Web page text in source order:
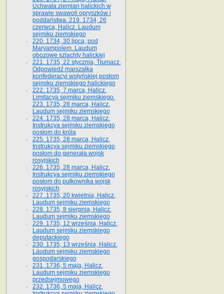
Uchwała ziemian halickich w
sprawie swawoli opryszków i
poddaństwa. 219. 1734, 26
czerwca, Halicz. Laudum
sejmiku ziemskiego
220. 1734, 30 lipca, pod
Maryampolem. Laudum
obozowe szlachty halickiej
221. 1735, 22 stycznia, Tłumacz.
Odpowiedź marszałka
konfederacyi wołyńskiej posłom
sejmiku ziemskiego halickiego
222. 1735, 7 marca, Halicz.
Limitacya sejmiku ziemskiego.
223. 1735, 28 marca, Halicz.
Laudum sejmiku ziemskiego
224. 1735, 28 marca, Halicz.
Instrukcya sejmiku ziemskiego
posłom do króla
225. 1735, 28 marca, Halicz.
Instrukcya sejmiku ziemskiego
posłom do generała wojsk
rosyjskich
226. 1735, 28 marca, Halicz.
Instrukcya sejmiku ziemskiego
posłom do pułkownika wojsk
rosyjskich
227. 1735, 20 kwietnia, Halicz.
Laudum sejmiku ziemskiego
228. 1735, 8 sierpnia, Halicz.
Laudum sejmiku ziemskiego
229. 1735, 12 września, Halicz.
Laudum sejmiku ziemskiego
deputackiego
230. 1735, 13 września, Halicz.
Laudum sejmiku ziemskiego
gospodarskiego
231. 1736, 5 maja, Halicz.
Laudum sejmiku ziemskiego
przedsejmowego
232. 1736, 5 maja, Halicz.